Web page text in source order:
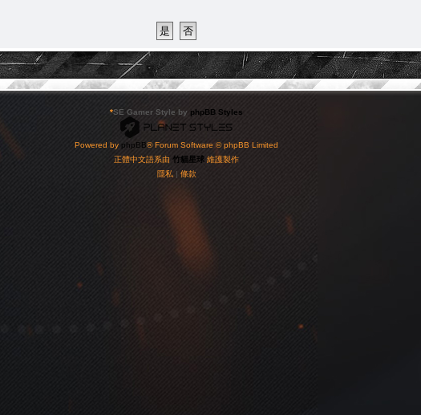
*SE Gamer Style by phpBB Styles
Powered by phpBB® Forum Software © phpBB Limited
正體中文語系由 竹貓星球 維護製作
隱私 | 條款